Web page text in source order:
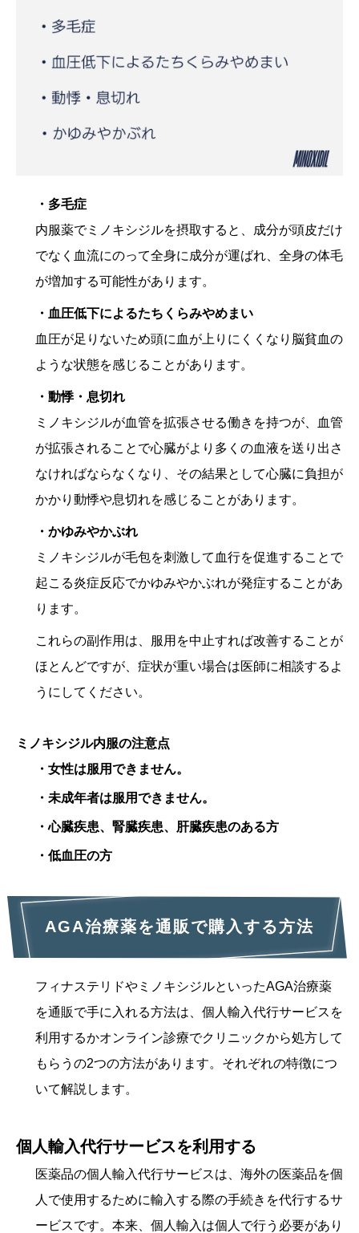
・多毛症
内服薬でミノキシジルを摂取すると、成分が頭皮だけ
でなく血流にのって全身に成分が運ばれ、全身の体毛
が増加する可能性があります。
・血圧低下によるたちくらみやめまい
血圧が足りないため頭に血が上りにくくなり脳貧血の
ような状態を感じることがあります。
・動悸・息切れ
ミノキシジルが血管を拡張させる働きを持つが、血管
が拡張されることで心臓がより多くの血液を送り出さ
なければならなくなり、その結果として心臓に負担が
かかり動悸や息切れを感じることがあります。
・かゆみやかぶれ
ミノキシジルが毛包を刺激して血行を促進することで
起こる炎症反応でかゆみやかぶれが発症することがあ
ります。
これらの副作用は、服用を中止すれば改善することが
ほとんどですが、症状が重い場合は医師に相談するよ
うにしてください。
ミノキシジル内服の注意点
・女性は服用できません。
・未成年者は服用できません。
・心臓疾患、腎臓疾患、肝臓疾患のある方
・低血圧の方
AGA治療薬を通販で購入する方法
フィナステリドやミノキシジルといったAGA治療薬
を通販で手に入れる方法は、個人輸入代行サービスを
利用するかオンライン診療でクリニックから処方して
もらうの2つの方法があります。それぞれの特徴につ
いて解説します。
個人輸入代行サービスを利用する
医薬品の個人輸入代行サービスは、海外の医薬品を個
人で使用するために輸入する際の手続きを代行するサ
ービスです。本来、個人輸入は個人で行う必要があり